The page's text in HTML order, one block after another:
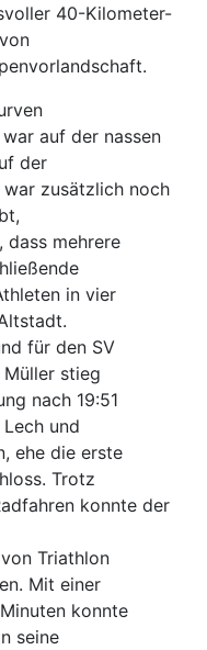
40-Kilometer-
auf der nassen
der
zusätzlich noch
dass mehrere
in vier
für den SV
stieg
nach 19:51
und
ehe die erste
Trotz
konnte der
Triathlon
Mit einer
konnte
seine